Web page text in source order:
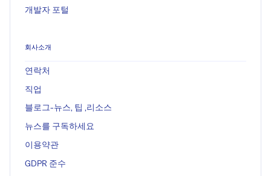
개발자 포털
회사소개
연락처
직업
블로그-뉴스, 팁 ,리소스
뉴스를 구독하세요
이용약관
GDPR 준수